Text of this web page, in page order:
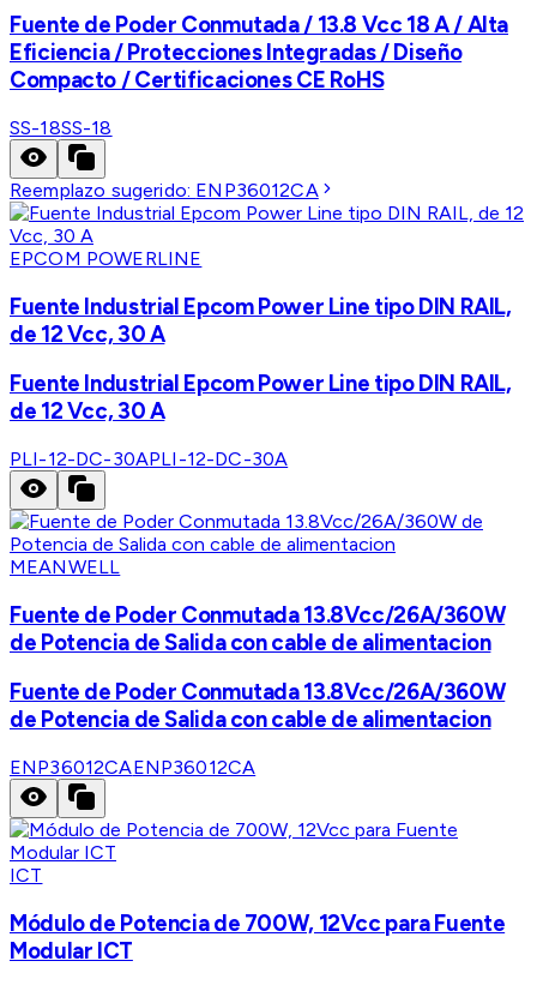
Fuente de Poder Conmutada / 13.8 Vcc 18 A / Alta
Eficiencia / Protecciones Integradas / Diseño
Compacto / Certificaciones CE RoHS
SS-18SS-18
Reemplazo sugerido: ENP36012CA
EPCOM POWERLINE
Fuente Industrial Epcom Power Line tipo DIN RAIL,
de 12 Vcc, 30 A
Fuente Industrial Epcom Power Line tipo DIN RAIL,
de 12 Vcc, 30 A
PLI-12-DC-30APLI-12-DC-30A
MEANWELL
Fuente de Poder Conmutada 13.8Vcc/26A/360W
de Potencia de Salida con cable de alimentacion
Fuente de Poder Conmutada 13.8Vcc/26A/360W
de Potencia de Salida con cable de alimentacion
ENP36012CAENP36012CA
ICT
Módulo de Potencia de 700W, 12Vcc para Fuente
Modular ICT